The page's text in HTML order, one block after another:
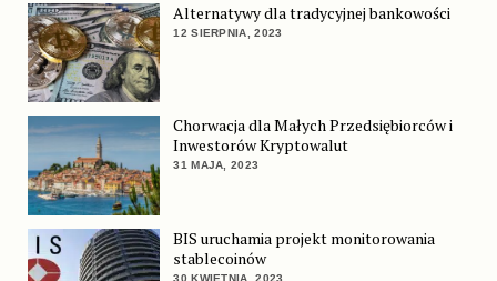
Alternatywy dla tradycyjnej bankowości
12 SIERPNIA, 2023
Chorwacja dla Małych Przedsiębiorców i
Inwestorów Kryptowalut
31 MAJA, 2023
BIS uruchamia projekt monitorowania
stablecoinów
30 KWIETNIA, 2023